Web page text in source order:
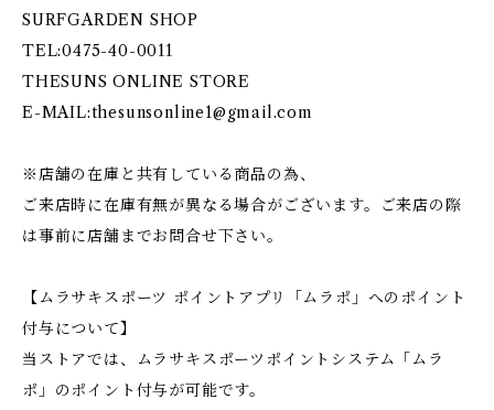
SURFGARDEN SHOP
TEL:0475-40-0011
THESUNS ONLINE STORE
E-MAIL:thesunsonline1@gmail.com
※店舗の在庫と共有している商品の為、
ご来店時に在庫有無が異なる場合がございます。ご来店の際
は事前に店舗までお問合せ下さい。
【ムラサキスポーツ ポイントアプリ「ムラポ」へのポイント
付与について】
当ストアでは、ムラサキスポーツポイントシステム「ムラ
ポ」のポイント付与が可能です。